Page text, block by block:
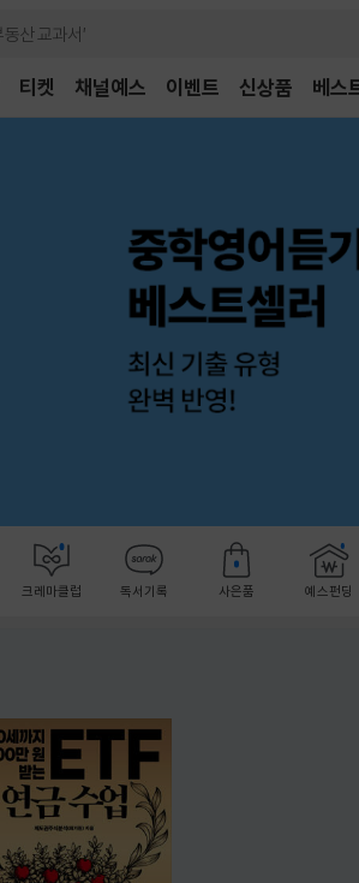
채널예스 이벤트 신상품 베스
티켓
크레마클럽 독서기록 사은품 예스펀딩